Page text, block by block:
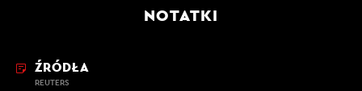
NOTATKI
ŹRÓDŁA
REUTERS